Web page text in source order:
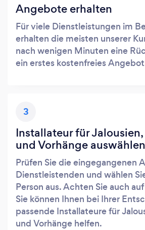
Angebote erhalten
Für viele Dienstleistungen im
erhalten die meisten unserer
nach wenigen Minuten eine
ein erstes kostenfreies
3
Installateur für
und Vorhänge auswählen
Prüfen Sie die eingegangenen
Dienstleistenden und wählen
Person aus. Achten Sie auch
Sie können Ihnen bei Ihrer
passende Installateure für
und Vorhänge helfen.